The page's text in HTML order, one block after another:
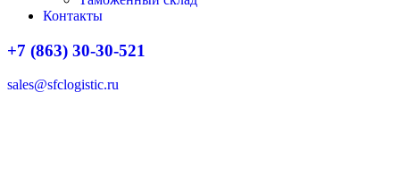
Контакты
+7 (863) 30-30-521
sales@sfclogistic.ru